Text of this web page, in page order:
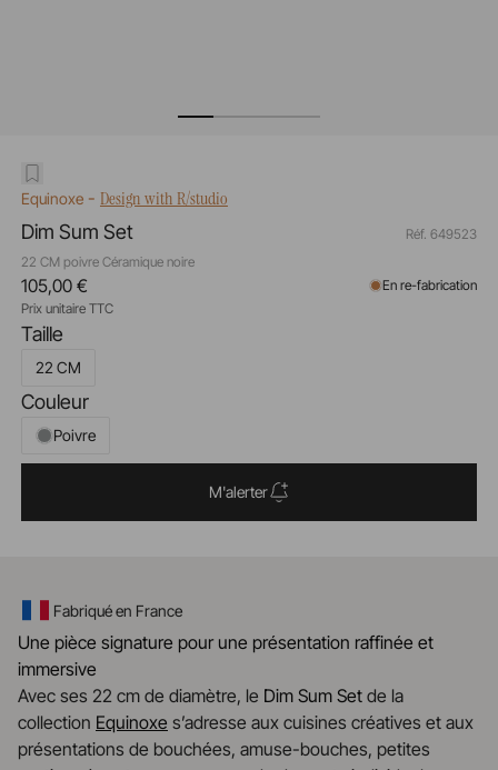
Equinoxe- Design with R/studio
Dim Sum Set
22 CM poivre Céramique noire
Réf. 649523
Taille
22 CM
Couleur
Poivre
105,00 €
Prix unitaire TTC
En re-fabrication
M'alerter
Fabriqué en France
Une pièce signature pour une présentation raffinée et
immersive
Avec ses 22 cm de diamètre, le Dim Sum Set de la
collection Equinoxe s’adresse aux cuisines créatives et aux
présentations de bouchées, amuse-bouches, petites